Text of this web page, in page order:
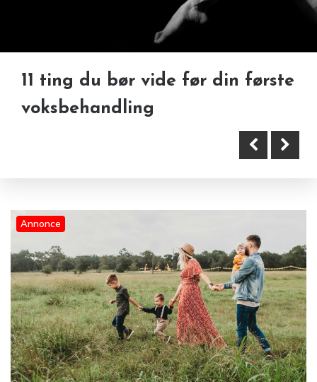
Familieoplevelser der skaber
Bryllupsweekend nær Esbjerg:
11 ting du bør vide før din første
voksbehandling
Annonce